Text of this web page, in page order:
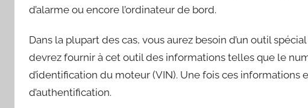
d’alarme ou encore l’ordinateur de bord.
Dans la plupart des cas, vous aurez besoin d’un outil
devrez fournir à cet outil des informations telles que le
d’identification du moteur (VIN). Une fois ces informations
d’authentification.